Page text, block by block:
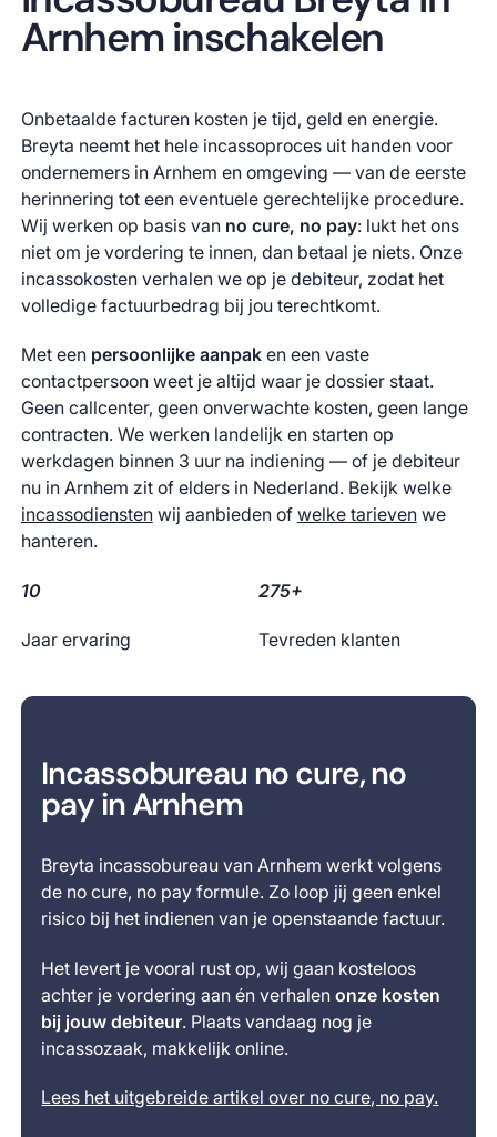
Arnhem inschakelen
Onbetaalde facturen kosten je tijd, geld en energie.
Breyta neemt het hele incassoproces uit handen voor
ondernemers in Arnhem en omgeving — van de eerste
herinnering tot een eventuele gerechtelijke procedure.
Wij werken op basis van no cure, no pay: lukt het ons
niet om je vordering te innen, dan betaal je niets. Onze
incassokosten verhalen we op je debiteur, zodat het
volledige factuurbedrag bij jou terechtkomt.
Met een persoonlijke aanpaken een vaste
contactpersoon weet je altijd waar je dossier staat.
Geen callcenter, geen onverwachte kosten, geen lange
contracten. We werken landelijk en starten op
werkdagen binnen 3 uur na indiening — of je debiteur
nu in Arnhem zit of elders in Nederland. Bekijk welke
incassodienstenwij aanbieden of welke tarievenwe
hanteren.
10
Jaar ervaring
275+
Tevreden klanten
Incassobureau no cure, no
pay in Arnhem
Breyta incassobureau van Arnhem werkt volgens
de no cure, no pay formule. Zo loop jij geen enkel
risico bij het indienen van je openstaande factuur.
Het levert je vooral rust op, wij gaan kosteloos
achter je vordering aan én verhalenonze kosten
bij jouw debiteur. Plaats vandaag nog je
incassozaak, makkelijk online.
Lees het uitgebreide artikel over no cure, no pay.